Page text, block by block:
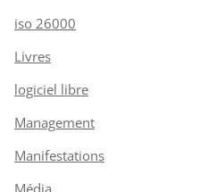
iso 26000
Livres
logiciel libre
Management
Manifestations
Média